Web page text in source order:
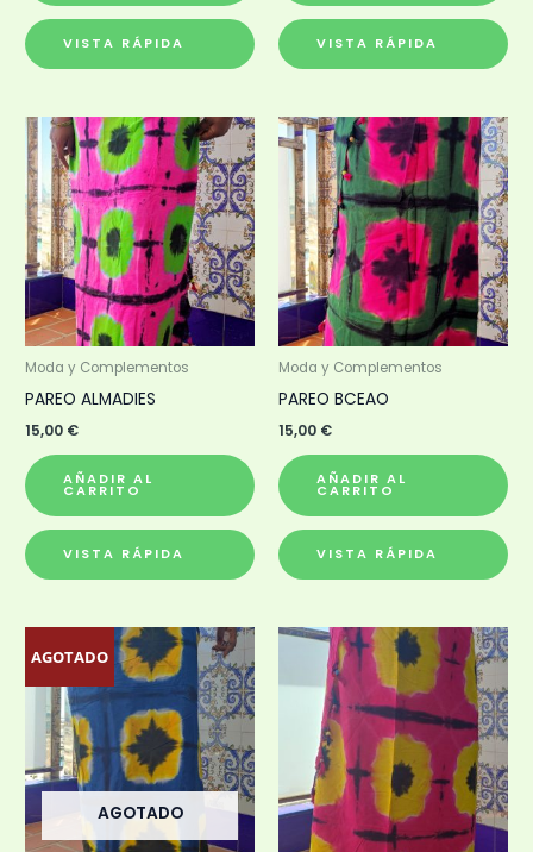
VISTA RÁPIDA VISTA RÁPIDA
Moda y Complementos
PAREO ALMADIES
15,00 €
AÑADIR AL
CARRITO
VISTA RÁPIDA
Moda y Complementos
PAREO BCEAO
15,00 €
AÑADIR AL
CARRITO
VISTA RÁPIDA
AGOTADO
AGOTADO